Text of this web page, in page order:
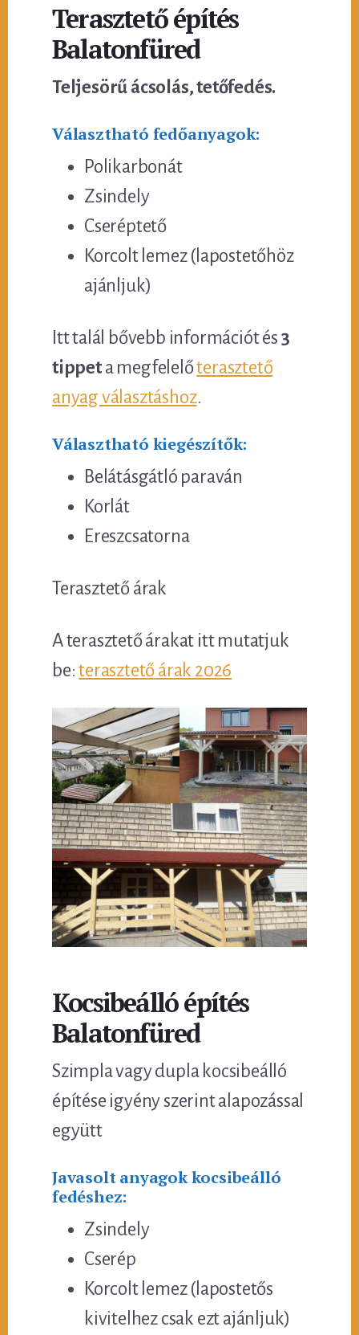
Terasztető építés
Balatonfüred
Teljesörű ácsolás, tetőfedés.
Választható fedőanyagok:
Polikarbonát
Zsindely
Cseréptető
Korcolt lemez (lapostetőhöz
ajánljuk)
Itt talál bővebb információt és 3
tippeta megfelelőterasztető
anyag választáshoz.
Választható kiegészítők:
Belátásgátló paraván
Korlát
Ereszcsatorna
Terasztető árak
A terasztető árakat itt mutatjuk
be:terasztető árak 2026
Kocsibeálló építés
Balatonfüred
Szimpla vagy dupla kocsibeálló
építése igyény szerint alapozással
együtt
Javasolt anyagok kocsibeálló
fedéshez:
Zsindely
Cserép
Korcolt lemez (lapostetős
kivitelhez csak ezt ajánljuk)